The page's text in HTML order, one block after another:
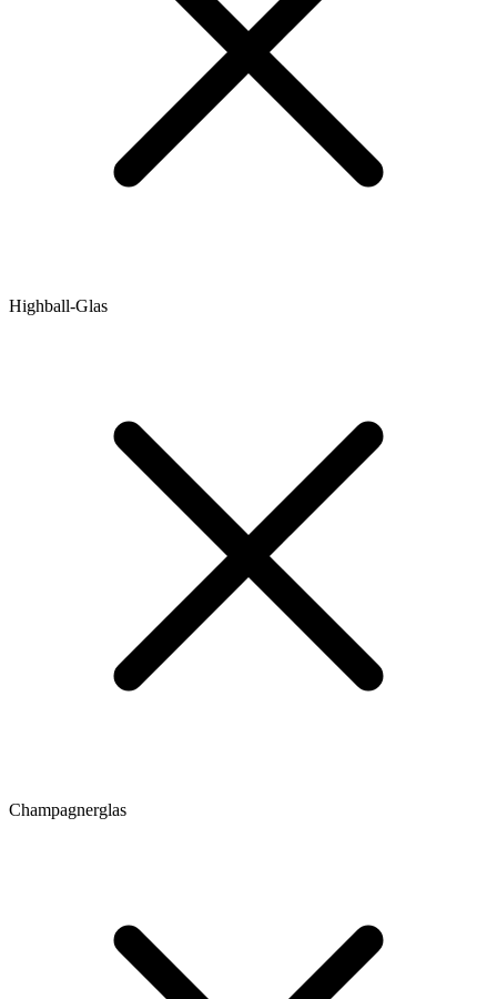
Highball-Glas
Champagnerglas